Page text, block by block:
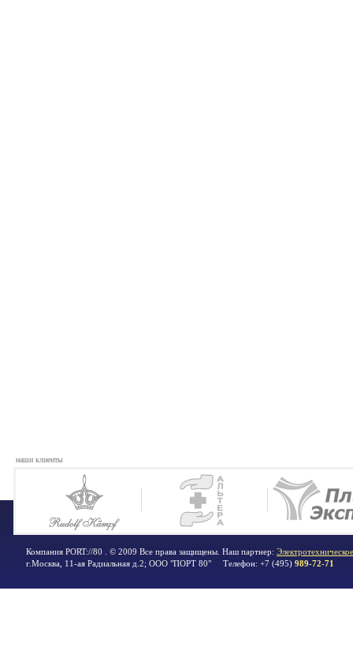
наши клиенты
Компания PORT://80 . © 2009 Все права защищены. Наш партнер:
г.Москва 11-ая Радиальная д.2; ООО "ПОРТ 80" Телефон: +7 (495) 989-72-71